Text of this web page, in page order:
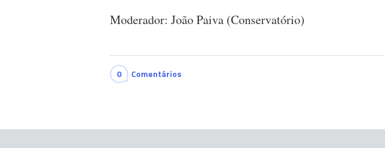
Moderador: João Paiva (Conservatório)
0 Comentários